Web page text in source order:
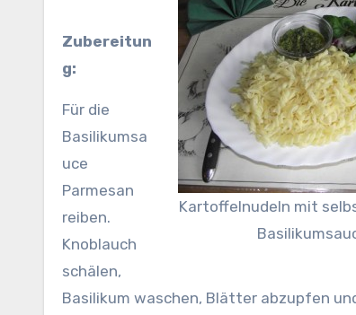
Kartoffelnudeln mit
Zubereitun
g:
Für die
Basilikumsa
uce
Parmesan
reiben.
Knoblauch
schälen,
Basilikum waschen, Blätter abzupfen